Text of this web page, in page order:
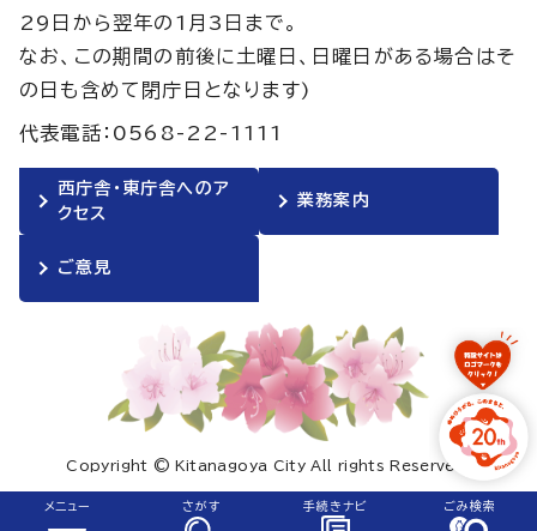
メニュー さがす 手続きナビ ごみ検索
29日から翌年の1月3日まで。
なお、この期間の前後に土曜日、日曜日がある場合はそ
の日も含めて閉庁日となります)
代表電話：0568-22-1111
西庁舎・東庁舎へのア
クセス
業務案内
ご意見
Copyright © Kitanagoya City All rights Reserved.